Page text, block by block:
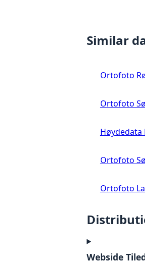
Similar
Ortofoto
Ortofoto
Høydedata
Ortofoto
Ortofoto
Webside